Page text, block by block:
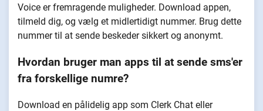
Voice er fremragende muligheder. Download appen,
tilmeld dig, og vælg et midlertidigt nummer. Brug dette
nummer til at sende beskeder sikkert og anonymt.
Hvordan bruger man apps til at sende sms'er
fra forskellige numre?
Download en pålidelig app som Clerk Chat eller